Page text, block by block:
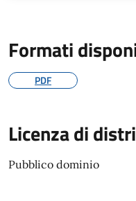
Formati
PDF
Licenza di
Pubblico dominio